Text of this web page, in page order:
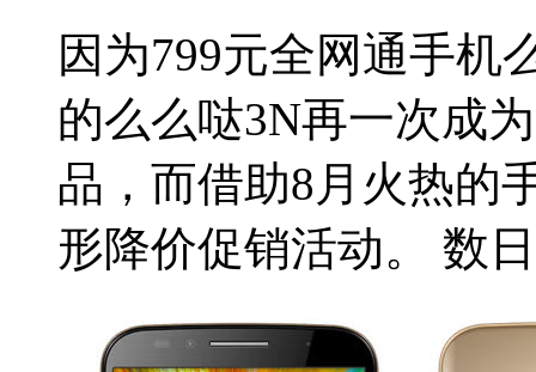
因为799元全网通手机
的么么哒3N再一次成
品，而借助8月火热的
形降价促销活动。 数